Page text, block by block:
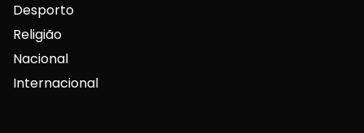
Desporto
Religião
Nacional
Internacional